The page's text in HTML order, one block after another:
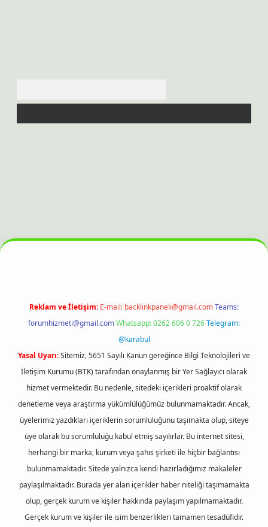
sitesi
Reklam ve İletişim: E-mail: backlinkpaneli@gmail.comTeams:
forumhizmeti@gmail.comWhatsapp: 0262 606 0 726Telegram:
@karabul
Yasal Uyarı:Sitemiz, 5651 Sayılı Kanun gereğince Bilgi Teknolojileri ve
İletişim Kurumu (BTK) tarafından onaylanmış bir Yer Sağlayıcı olarak
hizmet vermektedir. Bu nedenle, sitedeki içerikleri proaktif olarak
denetleme veya araştırma yükümlülüğümüz bulunmamaktadır. Ancak,
üyelerimiz yazdıkları içeriklerin sorumluluğunu taşımakta olup, siteye
üye olarak bu sorumluluğu kabul etmiş sayılırlar. Bu internet sitesi,
herhangi bir marka, kurum veya şahıs şirketi ile hiçbir bağlantısı
bulunmamaktadır. Sitede yalnızca kendi hazırladığımız makaleler
paylaşılmaktadır. Burada yer alan içerikler haber niteliği taşımamakta
olup, gerçek kurum ve kişiler hakkında paylaşım yapılmamaktadır.
Gerçek kurum ve kişiler ile isim benzerlikleri tamamen tesadüfidir.